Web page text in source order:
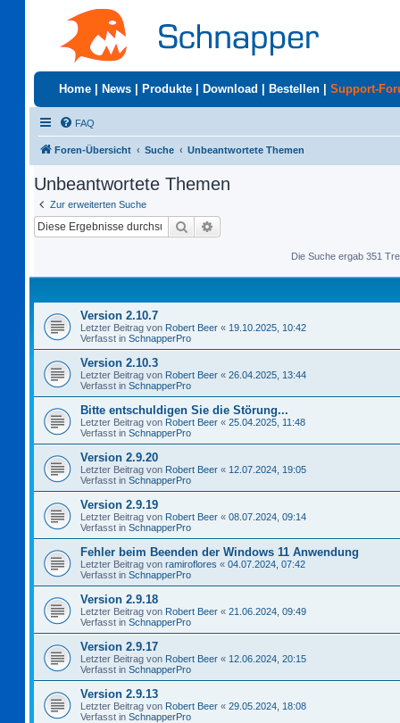
Home News Produkte Download Bestellen Support-
FAQ
Foren-Übersicht Suche Unbeantwortete Themen
Unbeantwortete Themen
Zur erweiterten Suche
Suche
Die Suche ergab 351
Version 2.10.7
Letzter Beitrag von Robert Beer « 19.10.2025, 10:42
Verfasst in SchnapperPro
Version 2.10.3
Letzter Beitrag von Robert Beer « 26.04.2025, 13:44
Verfasst in SchnapperPro
Bitte entschuldigen Sie die Störung...
Letzter Beitrag von Robert Beer « 25.04.2025, 11:48
Verfasst in SchnapperPro
Version 2.9.20
Letzter Beitrag von Robert Beer « 12.07.2024, 19:05
Verfasst in SchnapperPro
Version 2.9.19
Letzter Beitrag von Robert Beer « 08.07.2024, 09:14
Verfasst in SchnapperPro
Fehler beim Beenden der Windows 11 Anwendung
Letzter Beitrag von ramiroflores « 04.07.2024, 07:42
Verfasst in SchnapperPro
Version 2.9.18
Letzter Beitrag von Robert Beer « 21.06.2024, 09:49
Verfasst in SchnapperPro
Version 2.9.17
Letzter Beitrag von Robert Beer « 12.06.2024, 20:15
Verfasst in SchnapperPro
Version 2.9.13
Letzter Beitrag von Robert Beer « 29.05.2024, 18:08
Verfasst in SchnapperPro